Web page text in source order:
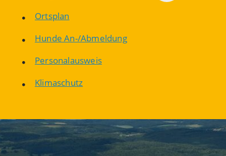
Ortsplan
Hunde An-/Abmeldung
Personalausweis
Klimaschutz